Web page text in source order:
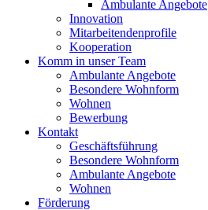
Ambulante Angebote
Innovation
Mitarbeitendenprofile
Kooperation
Komm in unser Team
Ambulante Angebote
Besondere Wohnform
Wohnen
Bewerbung
Kontakt
Geschäftsführung
Besondere Wohnform
Ambulante Angebote
Wohnen
Förderung